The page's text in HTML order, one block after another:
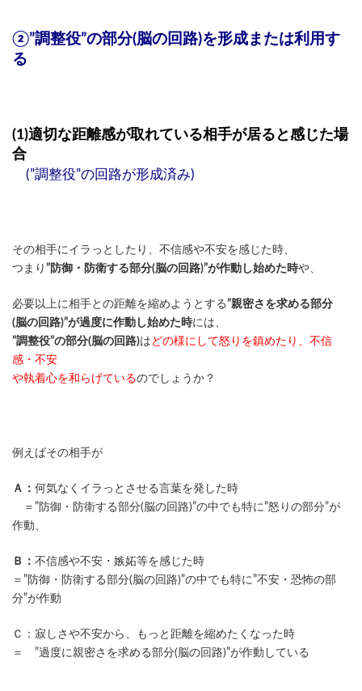
②”調整役”の部分(脳の回路)を形成または利用す
る
(1)適切な距離感が取れている相手が居ると感じた場
合
(”調整役”の回路が形成済み)
その相手にイラっとしたり、不信感や不安を感じた時、
つまり ”防御・防衛する部分(脳の回路)”が作動し始めた時や、
必要以上に相手との距離を縮めようとする”親密さを求める部分
(脳の回路)”が過度に作動し始めた時には、
”調整役”の部分(脳の回路)は どの様にして怒りを鎮めたり、不信
感・不安
や執着心を和らげているのでしょうか？
例えばその相手が
Ａ： 何気なくイラっとさせる言葉を発した時
＝”防御・防衛する部分(脳の回路)”の中でも特に”怒りの部分”が
作動、
Ｂ： 不信感や不安・嫉妬等を感じた時
＝”防御・防衛する部分(脳の回路)”の中でも特に”不安・恐怖の部
分”が作動
Ｃ：寂しさや不安から、もっと距離を縮めたくなった時
＝ ”過度に親密さを求める部分(脳の回路)”が作動している